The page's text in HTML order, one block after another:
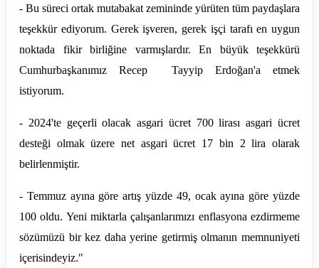
- Bu süreci ortak mutabakat zemininde yürüten tüm paydaşlara
teşekkür ediyorum. Gerek işveren, gerek işçi tarafı en uygun
noktada fikir birliğine varmışlardır. En büyük teşekkürü
Cumhurbaşkanımız Recep Tayyip Erdoğan'a etmek
istiyorum.
- 2024'te geçerli olacak asgari ücret 700 lirası asgari ücret
desteği olmak üzere net asgari ücret 17 bin 2 lira olarak
belirlenmiştir.
- Temmuz ayına göre artış yüzde 49, ocak ayına göre yüzde
100 oldu. Yeni miktarla çalışanlarımızı enflasyona ezdirmeme
sözümüzü bir kez daha yerine getirmiş olmanın memnuniyeti
içerisindeyiz."